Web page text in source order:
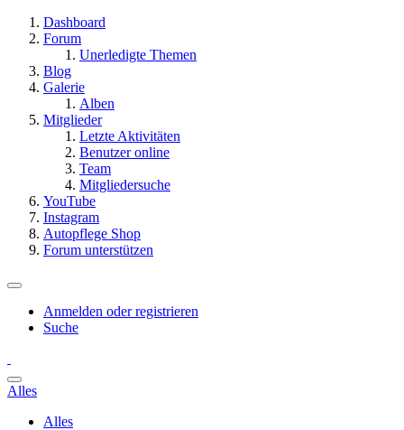
Dashboard
Forum
Unerledigte Themen
Blog
Galerie
Alben
Mitglieder
Letzte Aktivitäten
Benutzer online
Team
Mitgliedersuche
YouTube
Instagram
Autopflege Shop
Forum unterstützen
Anmelden oder registrieren
Suche
Alles
Alles